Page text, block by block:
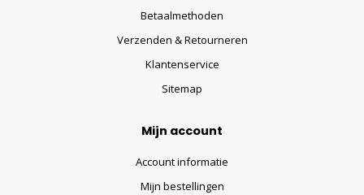
Betaalmethoden
Verzenden & Retourneren
Klantenservice
Sitemap
Mijn account
Account informatie
Mijn bestellingen